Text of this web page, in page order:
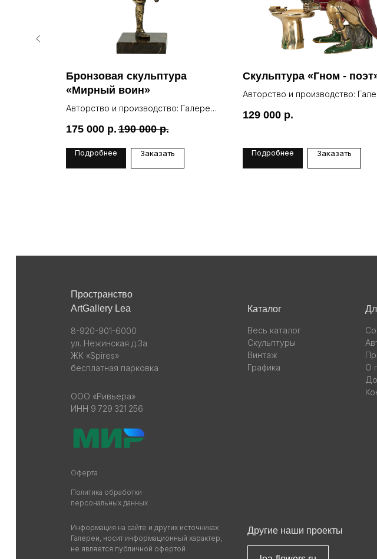
Бронзовая скульптура
«Мирный воин»
Авторство и производство: Галерея
175 000 р. 190 000 р.
Подробнее Заказать
Скульптура «Гном -
Авторство и производство:
129 000 р.
Подробнее Заказать
Пространство
ArtGallery Lea
Каталог
8-920-901-6000
ул. Нежинская д.3а
ЖК «Spires»
бесплатная парковка
Весь каталог
Скульптуры
Винтаж
Графика
Политика обработки
персональных данных
Информация на сайте и других источниках
Галереи, носит информационный характер,
не является публичной офертой
Оферта
ООО «Ривьера»
ИНН 9 729 321 256
О
Другие наши проекты